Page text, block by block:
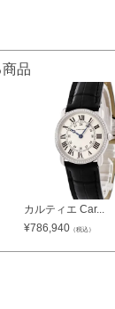
品
カルティエ Car...
¥786,940 （税込）